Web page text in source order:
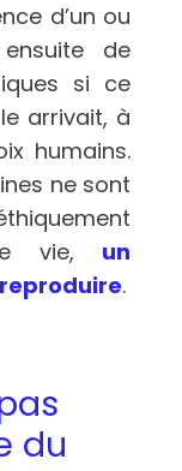
d’un ou
de
si ce
arrivait, à
humains.
ne sont
vie, un
.
du